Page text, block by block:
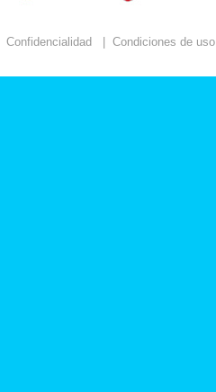
Confidencialidad Condiciones de uso